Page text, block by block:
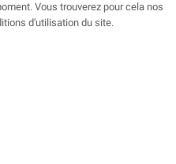
Vous trouverez pour cela nos
d'utilisation du site.